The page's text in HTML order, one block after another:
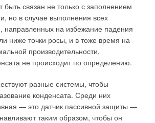
быть связан не только с заполнением
но в случае выполнения всех
направленных на избежание падения
ниже точки росы, и в тоже время на
производительности,
не происходит по определению.
разные системы, чтобы
конденсата. Среди них
— это датчик пассивной защиты —
таким образом, чтобы он